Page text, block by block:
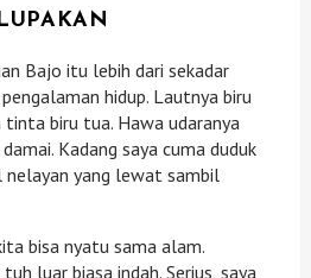
Bajo itu lebih dari sekadar
hidup. Lautnya biru
tinta biru tua. Hawa udaranya
Kadang saya cuma duduk
nelayan yang lewat sambil
bisa nyatu sama alam.
luar biasa indah. Serius, saya